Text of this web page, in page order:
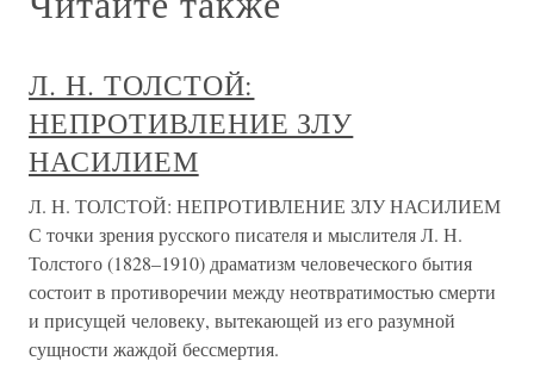
Л. Н. ТОЛСТОЙ:
НЕПРОТИВЛЕНИЕ ЗЛУ
НАСИЛИЕМ
Л. Н. ТОЛСТОЙ: НЕПРОТИВЛЕНИЕ ЗЛУ НАСИЛИЕМ
С точки зрения русского писателя и мыслителя Л. Н.
Толстого (1828–1910) драматизм человеческого бытия
состоит в противоречии между неотвратимостью смерти
и присущей человеку, вытекающей из его разумной
сущности жаждой бессмертия.